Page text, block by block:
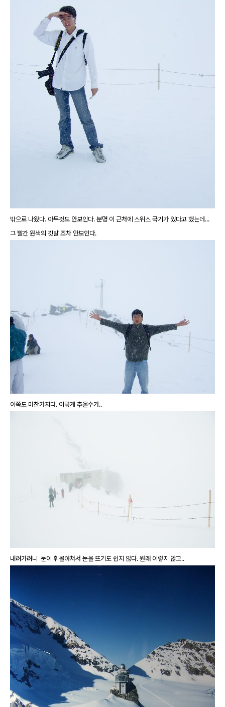
밖으로 나왔다. 아무것도 안보인다. 분명 이 근처에 스위스 국기가 있다고 했는데...
그 빨간 원색의 깃발 조차 안보인다.
이쪽도 마찬가지다. 이렇게 추울수가..
내려가려니 눈이 휘몰아쳐서 눈을 뜨기도 쉽지 않다. 원래 이렇지 않고..